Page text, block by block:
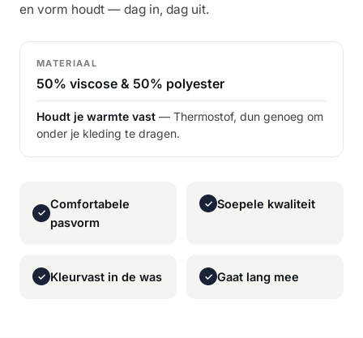
en vorm houdt — dag in, dag uit.
MATERIAAL
50% viscose & 50% polyester
Houdt je warmte vast — Thermostof, dun genoeg om
onder je kleding te dragen.
✓
Comfortabele
pasvorm
✓ Soepele kwaliteit
✓ Kleurvast in de was ✓ Gaat lang mee